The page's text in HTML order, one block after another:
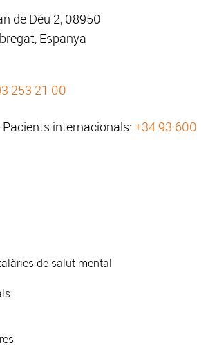
de Déu 2, 08950
Espanya
253 21 00
internacionals: +34 93 600
de salut mental